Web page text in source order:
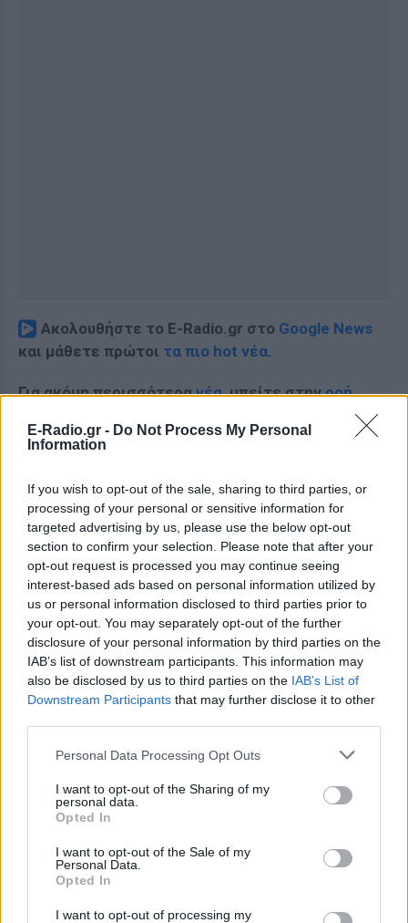
E-Radio.gr - Do Not Process My Personal
Information
If you wish to opt-out of the sale, sharing to third parties, or
processing of your personal or sensitive information for
targeted advertising by us, please use the below opt-out
section to confirm your selection. Please note that after your
opt-out request is processed you may continue seeing
interest-based ads based on personal information utilized by
us or personal information disclosed to third parties prior to
your opt-out. You may separately opt-out of the further
disclosure of your personal information by third parties on the
IAB’s list of downstream participants. This information may
also be disclosed by us to third parties on the IAB’s List of
Downstream Participants that may further disclose it to other
Personal Data Processing Opt Outs
I want to opt-out of the Sharing of my
personal data.
Opted In
I want to opt-out of the Sale of my
Personal Data.
Opted In
I want to opt-out of processing my
Ακολουθήστε το E-Radio.gr στο Google News
και μάθετε πρώτοι τα πιο hot νέα.
Για ακόμη περισσότερανέα, μπείτε στηνροή
ΔΙΑΦΗΜΙΣΗ